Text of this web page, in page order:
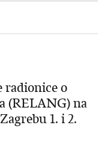
radionice o
(RELANG) na
1. i 2.